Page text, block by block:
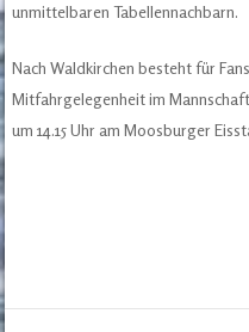
unmittelbaren Tabellennachbarn.
Nach Waldkirchen besteht für Fans
Mitfahrgelegenheit im
um 14.15 Uhr am Moosburger